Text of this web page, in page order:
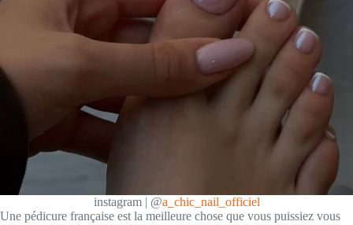
instagram | @a_chic_nail_officiel
Une pédicure française est la meilleure chose que vous puissiez vous